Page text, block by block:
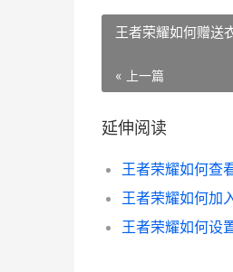
王者荣耀如何赠送
« 上一篇
延伸阅读